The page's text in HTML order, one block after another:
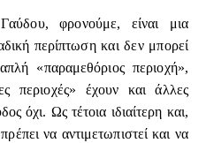
φρονούμε, είναι μια
περίπτωση και δεν μπορεί
«παραμεθόριος περιοχή»,
περιοχές» έχουν και άλλες
όχι. Ως τέτοια ιδιαίτερη και,
να αντιμετωπιστεί και να